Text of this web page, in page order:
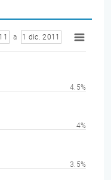
a 1 dic. 2011
3.5%
4%
4.5%